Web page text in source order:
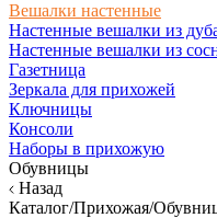
Вешалки настенные
Настенные вешалки из
Настенные вешалки из
Газетница
Зеркала для прихожей
Ключницы
Консоли
Наборы в прихожую
Обувницы
Назад
Каталог/Прихожая/